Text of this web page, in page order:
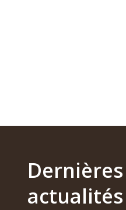
Dernières
actualités